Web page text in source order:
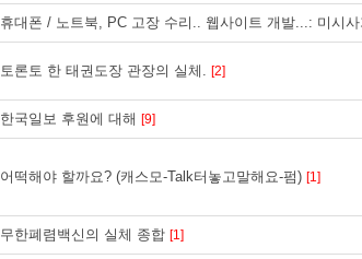
휴대폰 / 노트북, PC 고장 수리.. 웹사이트 개발...: 미시
토론토 한 태권도장 관장의 실체. [2]
한국일보 후원에 대해 [9]
어떡해야 할까요? (캐스모-Talk터놓고말해요-펌) [1]
무한폐렴백신의 실체 종합 [1]